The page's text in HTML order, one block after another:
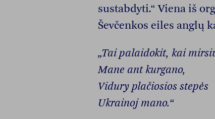
sustabdyti.“ Viena iš
Ševčenkos eiles anglų
„Tai palaidokit, kai
Mane ant kurgano,
Vidury plačiosios stepės
Ukrainoj mano.“